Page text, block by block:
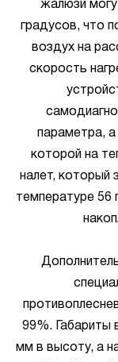
жалюзи
градусов, что
воздух на
скорость
параметра,
которой на
налет, который
температуре 56
99%. Габариты
мм в высоту, а